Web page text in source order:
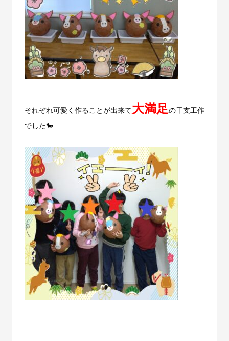
それぞれ可愛く作ることが出来て大満足の干支工作
でした🐎